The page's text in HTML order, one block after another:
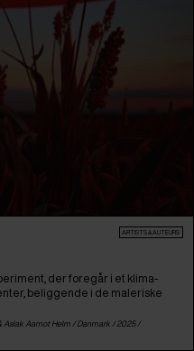
ARTISTS & AUTEURS
der foregår i et klima-
beliggende i de maleriske
Aslak Aamot Helm / Danmark / 2025 /